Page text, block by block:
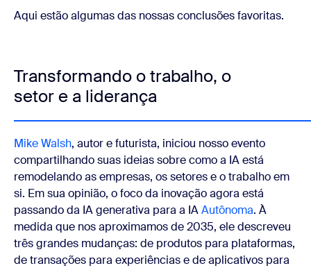
Aqui estão algumas das nossas conclusões favoritas.
Transformando o trabalho, o
setor e a liderança
Mike Walsh, autor e futurista, iniciou nosso evento
compartilhando suas ideias sobre como a IA está
remodelando as empresas, os setores e o trabalho em
si. Em sua opinião, o foco da inovação agora está
passando da IA generativa para a IAAutônoma. À
medida que nos aproximamos de 2035, ele descreveu
três grandes mudanças: de produtos para plataformas,
de transações para experiências e de aplicativos para